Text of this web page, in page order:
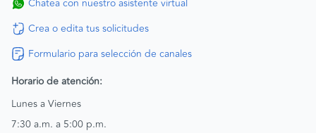
Chatea con nuestro asistente virtual
Crea o edita tus solicitudes
Formulario para selección de canales
Horario de atención:
Lunes a Viernes
7:30 a.m. a 5:00 p.m.